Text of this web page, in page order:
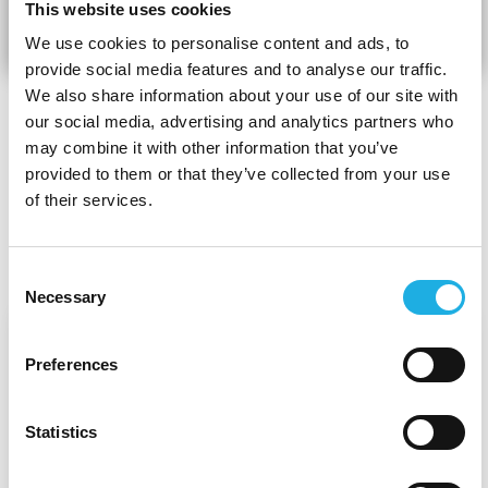
This website uses cookies
We use cookies to personalise content and ads, to
provide social media features and to analyse our traffic.
We also share information about your use of our site with
our social media, advertising and analytics partners who
may combine it with other information that you’ve
provided to them or that they’ve collected from your use
of their services.
Selection
Necessary
Preferences
Statistics
VI FORBEREDER DIG PÅ MORGENDAGENS
UDFORDRINGER
Vores blog